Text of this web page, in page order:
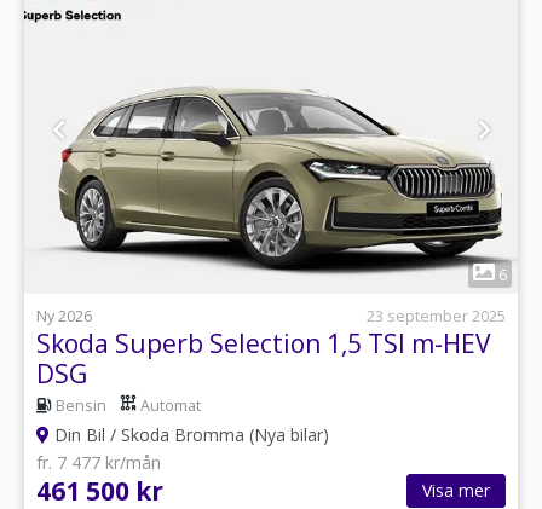
1
6
Ny 2026
23 september 2025
Skoda Superb Selection 1,5 TSI m-HEV
DSG
Bensin Automat
Din Bil / Skoda Bromma (Nya bilar)
fr. 7 477 kr/mån
461 500 kr Visa mer